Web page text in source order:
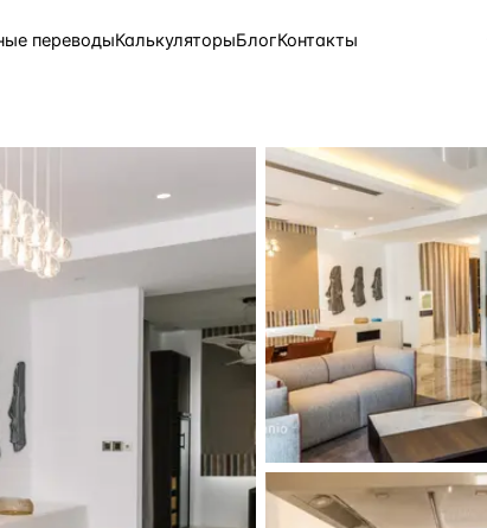
переводыКалькуляторыБлогКонтакты
9 143 объекта
5 430 объектов
3 906 объектов
2 948 объектов
2 797 объектов
Россия · 3 920
ЧАСТО ИЩУТ
Россия
Греция